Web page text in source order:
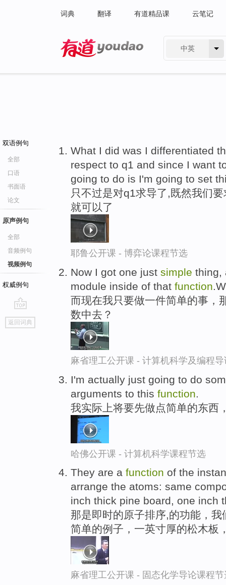
词典 翻译 有道精品课 云笔记
中英
双语例句
全部
口语
书面语
论文
原声例句
全部
音频例句
视频例句
权威例句
go
top
返回词典
What I did was I differentiated
respect to q1 and since I want
going to do is I'm going to set
只不过是对q1求导了,既然我们
就可以了
耶鲁公开课 - 博弈论课程节选
Now I got one just simple thing,
module inside of that function
而现在我只要做一件简单的事，
数中去？
麻省理工公开课 - 计算机科学及编程
I'm actually just going to do
arguments to this function
我实际上将要先做点简单的东西
哈佛公开课 - 计算机科学课程节选
They are a function of the
arrange the atoms: same
inch thick pine board, one inch
那是即时的原子排序,的功能，
简单的例子，一英寸厚的松木板
麻省理工公开课 - 固态化学导论课程节